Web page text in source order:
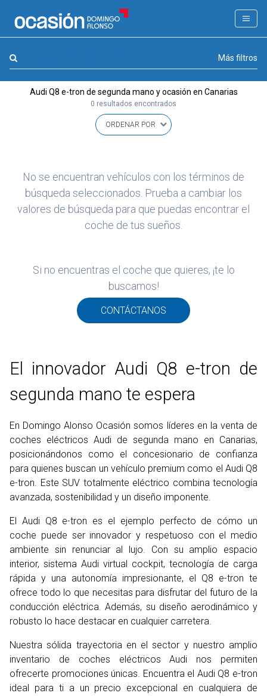
FILTROS
APPROVED
Marca
Modelo (0)
Combustible y cambio (0)
(0)
Más filtros
Audi Q8 e-tron de segunda mano y ocasión en Canarias
0 resultados encontrados
No se encuentran vehículos con los términos de
búsqueda seleccionados. Prueba a cambiar los
valores de búsqueda para que puedas encontrar el
coche de tus sueños.
Si no encuentras el coche que quieres, ¡te lo
buscamos!
CONTÁCTANOS
El innovador Audi Q8 e-tron de
segunda mano te espera
En Domingo Alonso Ocasión somos líderes en la venta de
coches eléctricos Audi de segunda mano en Canarias,
posicionándonos como el concesionario de confianza
para quienes buscan un vehículo premium como el Audi Q8
e-tron. Este SUV totalmente eléctrico combina tecnología
avanzada, sostenibilidad y un diseño imponente.
El Audi Q8 e-tron es el ejemplo perfecto de cómo un
coche puede ser innovador y respetuoso con el medio
ambiente sin renunciar al lujo. Con su amplio espacio
interior, sistema Audi virtual cockpit, tecnología de carga
rápida y una autonomía impresionante, el Q8 e-tron te
ofrece todo lo que necesitas para disfrutar del futuro de la
conducción eléctrica. Además, su diseño aerodinámico y
robusto lo hace destacar en cualquier carretera.
Nuestra sólida trayectoria en el sector y nuestro amplio
inventario de coches eléctricos Audi nos permiten
ofrecerte promociones únicas. Encuentra el Audi Q8 e-tron
ideal para ti a un precio excepcional en cualquiera de